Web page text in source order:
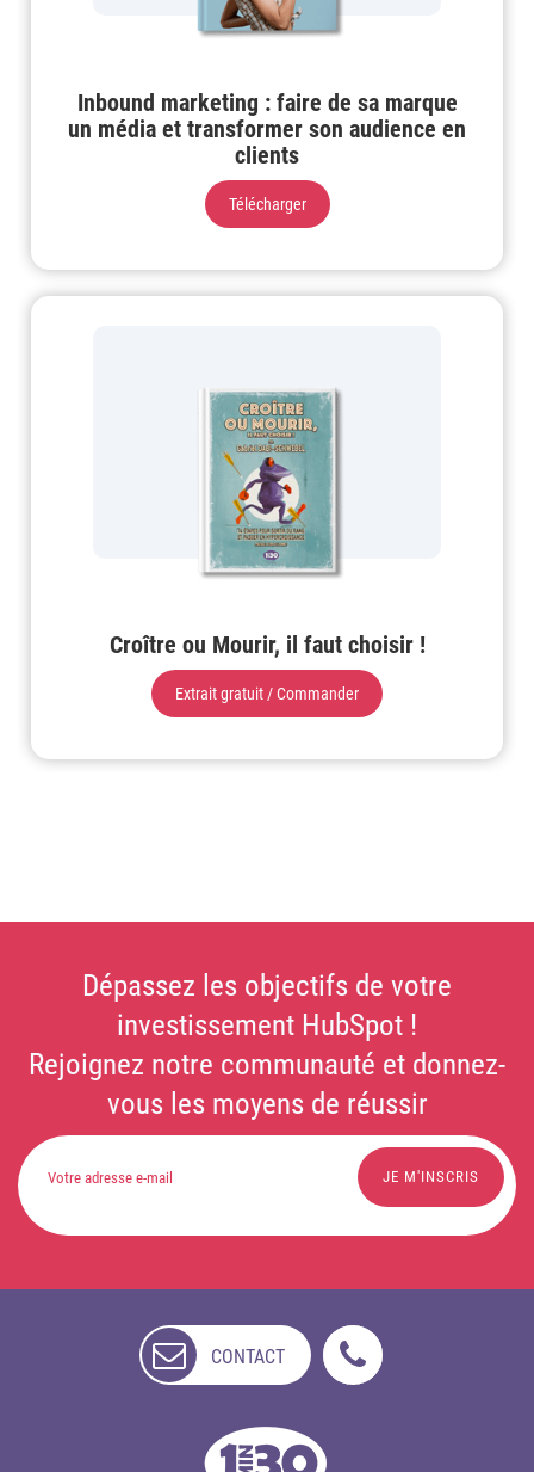
Inbound marketing : faire de sa marque
un média et transformer son audience en
clients
Télécharger
Croître ou Mourir, il faut choisir !
Extrait gratuit / Commander
Dépassez les objectifs de votre
investissement HubSpot !
Rejoignez notre communauté et donnez-
vous les moyens de réussir
CONTACT
DISPONIBLE